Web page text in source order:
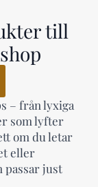
till
– från lyxiga
som lyfter
om du letar
eller
passar just